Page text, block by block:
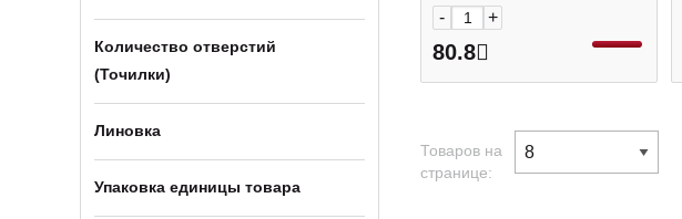
Количество отверстий
(Точилки)
Линовка
Упаковка единицы товара
- +
80.8
Товаров на
странице: